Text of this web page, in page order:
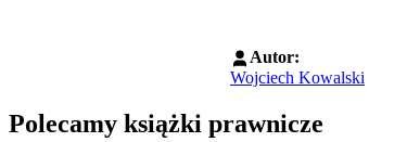
Autor:
Wojciech Kowalski
Polecamy książki prawnicze